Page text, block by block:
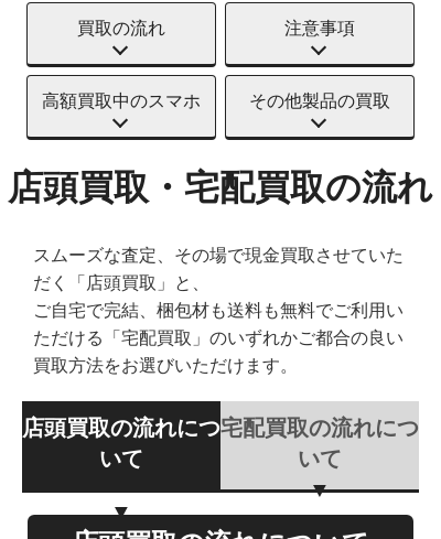
買取の流れ 注意事項
高額買取中のスマホ その他製品の買取
店頭買取・宅配買取の流れ
スムーズな査定、その場で現金買取させていた
だく「店頭買取」と、
ご自宅で完結、梱包材も送料も無料でご利用い
ただける「宅配買取」のいずれかご都合の良い
買取方法をお選びいただけます。
店頭買取の流れにつ
いて
宅配買取の流れにつ
いて